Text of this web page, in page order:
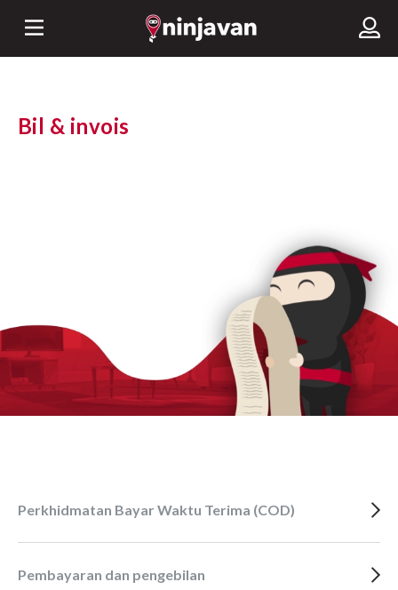
Bil & invois
Perkhidmatan Bayar Waktu Terima (COD)
Pembayaran dan pengebilan